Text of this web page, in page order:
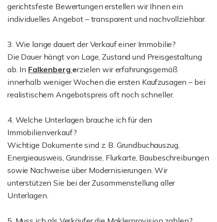
gerichtsfeste Bewertungen erstellen wir Ihnen ein
individuelles Angebot – transparent und nachvollziehbar.
3. Wie lange dauert der Verkauf einer Immobilie?
Die Dauer hängt von Lage, Zustand und Preisgestaltung
ab. In Falkenberg erzielen wir erfahrungsgemäß
innerhalb weniger Wochen die ersten Kaufzusagen – bei
realistischem Angebotspreis oft noch schneller.
4. Welche Unterlagen brauche ich für den
Immobilienverkauf?
Wichtige Dokumente sind z. B. Grundbuchauszug,
Energieausweis, Grundrisse, Flurkarte, Baubeschreibungen
sowie Nachweise über Modernisierungen. Wir
unterstützen Sie bei der Zusammenstellung aller
Unterlagen.